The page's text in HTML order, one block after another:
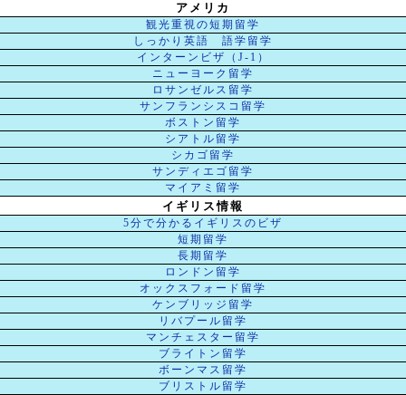
アメリカ
観光重視の短期留学
しっかり英語 語学留学
インターンビザ（J-1）
ニューヨーク留学
ロサンゼルス留学
サンフランシスコ留学
ボストン留学
シアトル留学
シカゴ留学
サンディエゴ留学
マイアミ留学
イギリス情報
5分で分かるイギリスのビザ
短期留学
長期留学
ロンドン留学
オックスフォード留学
ケンブリッジ留学
リバプール留学
マンチェスター留学
ブライトン留学
ボーンマス留学
ブリストル留学